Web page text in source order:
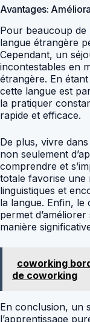
Avantages:
Pour beaucoup de
langue étrangère
Cependant, un
incontestables en
étrangère. En
cette langue est
la pratiquer
rapide et efficace.
De plus, vivre
non seulement
comprendre et
totale favorise une
linguistiques et
la langue. Enfin,
permet
manière
coworking
de coworking
En conclusion, un
l’apprentissage